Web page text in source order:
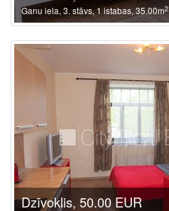
Ganu iela, 3. stāvs, 1 istabas, 35.00m2
Dzīvoklis, 50.00 EUR